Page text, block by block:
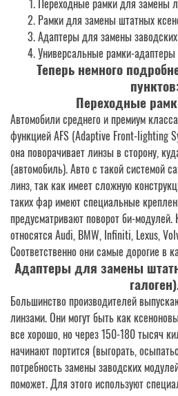
Переходные рамки для замены
Рамки для замены штатных
Адаптеры для замены
Универсальные рамки-адаптеры
Теперь немного
Переходные
Автомобили среднего и премиум
функцией AFS (Adaptive Front-lighting
она поворачивает линзы в сторону,
(автомобиль). Авто с такой системой
линз, так как имеет сложную
таких фар имеют специальные
предусматривают поворот би-
относятся Audi, BMW, Infiniti, Lexus,
Соответственно они самые дорогие в
Адаптеры для замены
галоген)
Большинство производителей
линзами. Они могут быть как
все хорошо, но через 150-180 тысяч
начинают портится (выгорать,
потребность замены заводских
поможет. Для этого используют